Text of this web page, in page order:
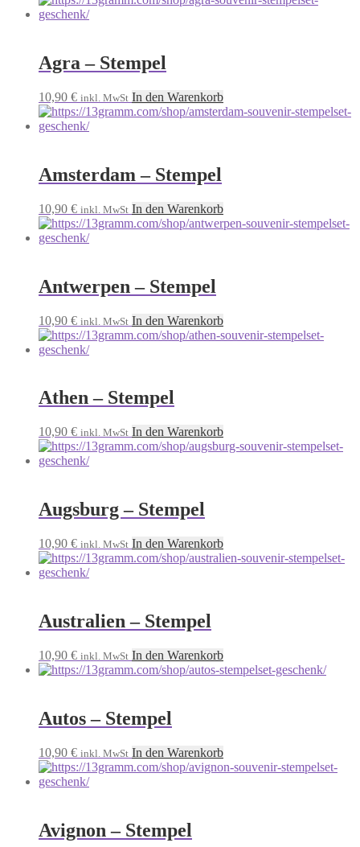
Agra – Stempel
10,90 € inkl. MwSt In den Warenkorb
Amsterdam – Stempel
10,90 € inkl. MwSt In den Warenkorb
Antwerpen – Stempel
10,90 € inkl. MwSt In den Warenkorb
Athen – Stempel
10,90 € inkl. MwSt In den Warenkorb
Augsburg – Stempel
10,90 € inkl. MwSt In den Warenkorb
Australien – Stempel
10,90 € inkl. MwSt In den Warenkorb
Autos – Stempel
10,90 € inkl. MwSt In den Warenkorb
Avignon – Stempel